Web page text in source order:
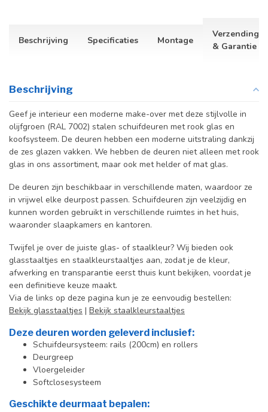
Beschrijving Specificaties Montage
Verzending
& Garantie
Beschrijving
Geef je interieur een moderne make-over met deze stijlvolle in
olijfgroen (RAL 7002) stalen schuifdeuren met rook glas en
koofsysteem. De deuren hebben een moderne uitstraling dankzij
de zes glazen vakken. We hebben de deuren niet alleen met rook
glas in ons assortiment, maar ook met helder of mat glas.
De deuren zijn beschikbaar in verschillende maten, waardoor ze
in vrijwel elke deurpost passen. Schuifdeuren zijn veelzijdig en
kunnen worden gebruikt in verschillende ruimtes in het huis,
waaronder slaapkamers en kantoren.
Twijfel je over de juiste glas- of staalkleur? Wij bieden ook
glasstaaltjes en staalkleurstaaltjes aan, zodat je de kleur,
afwerking en transparantie eerst thuis kunt bekijken, voordat je
een definitieve keuze maakt.
Via de links op deze pagina kun je ze eenvoudig bestellen:
Bekijk glasstaaltjes | Bekijk staalkleurstaaltjes
Deze deuren worden geleverd inclusief:
Schuifdeursysteem: rails (200cm) en rollers
Deurgreep
Vloergeleider
Softclosesysteem
Geschikte deurmaat bepalen: